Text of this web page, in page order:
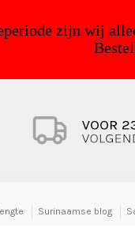
zijn wij
Surinaamse blog